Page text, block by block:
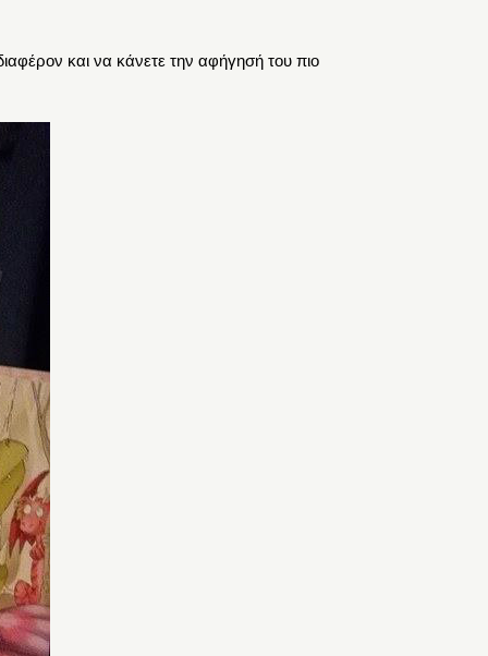
και να κάνετε την αφήγησή του πιο